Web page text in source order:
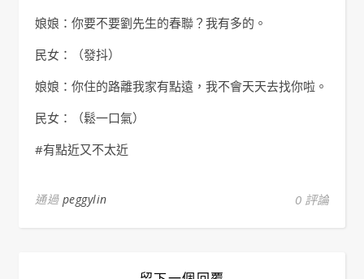
娘娘：你要不要劉先生的春聯？我有多的。
民女：（發抖）
娘娘：你住的路離我家有點遠，我不會天天去找你啦。
民女：（鬆一口氣）
#有點近又不太近
通過 peggylin 0 評論